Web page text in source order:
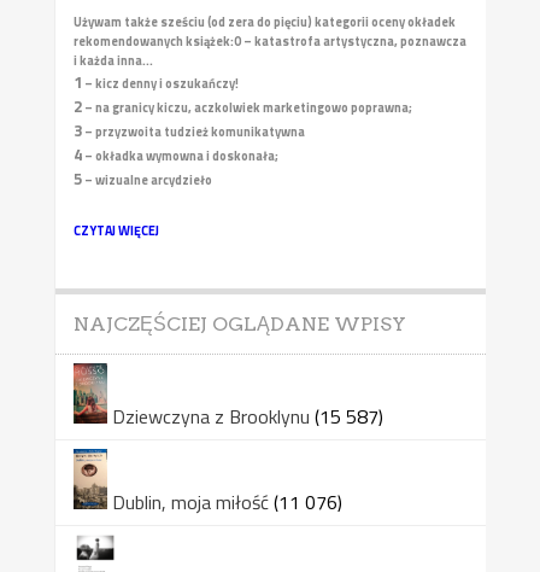
Używam także sześciu (od zera do pięciu) kategorii oceny okładek
rekomendowanych książek:0 – katastrofa artystyczna, poznawcza
i każda inna...
1 – kicz denny i oszukańczy!
2– na granicy kiczu, aczkolwiek marketingowo poprawna;
3– przyzwoita tudzież komunikatywna
4– okładka wymowna i doskonała;
5– wizualne arcydzieło
CZYTAJ WIĘCEJ
NAJCZĘŚCIEJ OGLĄDANE WPISY
Dziewczyna z Brooklynu (15 587)
Dublin, moja miłość(11 076)